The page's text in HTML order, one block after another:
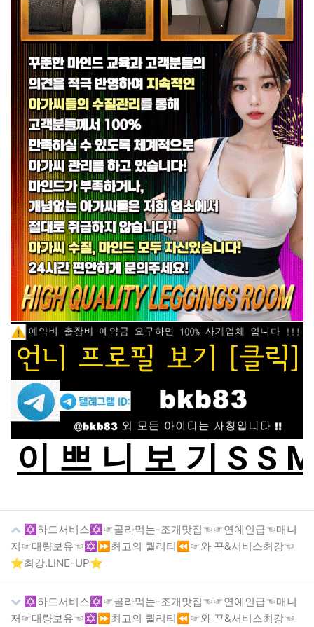
이 쁘 니 보 기 S S
✡️하드서비스✡️☞골라먹는-조개맛집☜☞연예인급☜매니
저☞대량보유☜✡️⏩최고의 퀄리티⏪☞와 꾸&서비스최강☜
⭐최강.LINE-UP⭐
✡️하드서비스✡️☞골라먹는-조개맛집☜☞연예인급☜매니
저☞대량보유☜✡️⏩최고의 퀄리티⏪☞와 꾸&서비스최강☜